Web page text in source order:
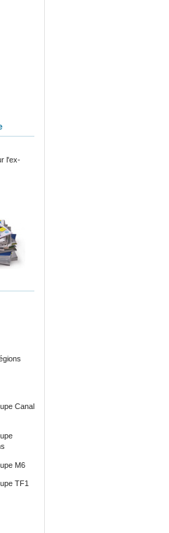
l'ex-
Canal
M6
TF1